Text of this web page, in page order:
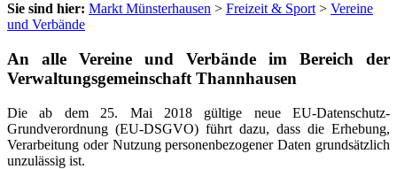
Sie sind hier: Markt Münsterhausen > Freizeit & Sport > Vereine
und Verbände
An alle Vereine und Verbände im Bereich der
Verwaltungsgemeinschaft Thannhausen
Die ab dem 25. Mai 2018 gültige neue EU-Datenschutz-
Grundverordnung (EU-DSGVO) führt dazu, dass die Erhebung,
Verarbeitung oder Nutzung personenbezogener Daten grundsätzlich
unzulässig ist.